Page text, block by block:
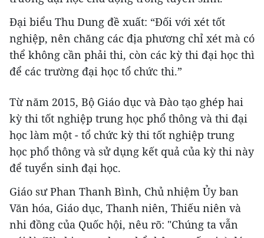
Đại biểu Thu Dung đề xuất: “Đối với xét tốt
nghiệp, nên chăng các địa phương chỉ xét mà có
thể không cần phải thi, còn các kỳ thi đại học thì
để các trường đại học tổ chức thi.”
Từ năm 2015, Bộ Giáo dục và Đào tạo ghép hai
kỳ thi tốt nghiệp trung học phổ thông và thi đại
học làm một - tổ chức kỳ thi tốt nghiệp trung
học phổ thông và sử dụng kết quả của kỳ thi này
để tuyển sinh đại học.
Giáo sư Phan Thanh Bình, Chủ nhiệm Ủy ban
Văn hóa, Giáo dục, Thanh niên, Thiếu niên và
nhi đồng của Quốc hội, nêu rõ: "Chúng ta vẫn